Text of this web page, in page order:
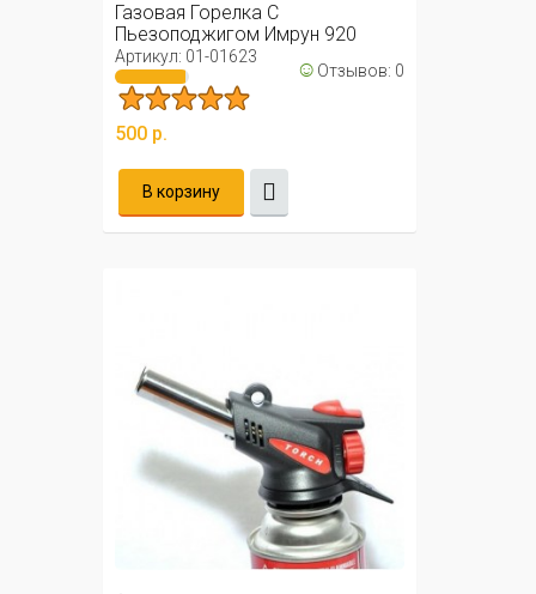
Газовая Горелка С
Пьезоподжигом Имрун 920
Артикул: 01-01623 ☺ Отзывов: 0
500 р.
В корзину